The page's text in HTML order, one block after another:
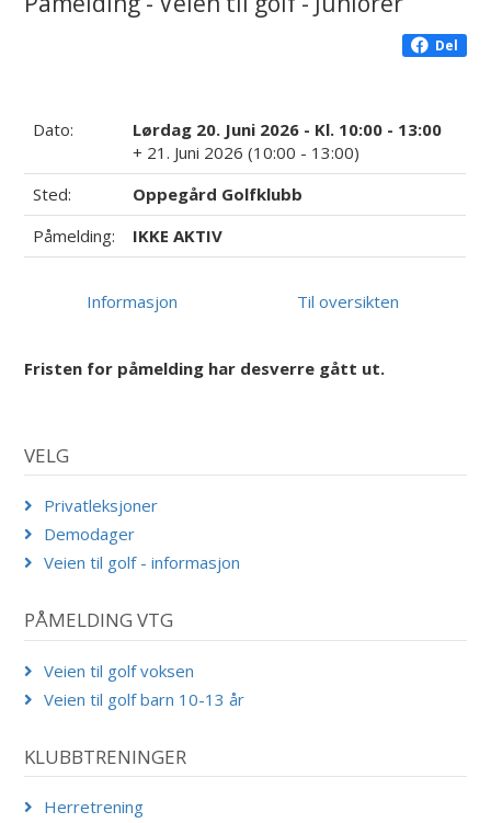
Del
Dato:
Lørdag 20. Juni 2026 - Kl. 10:00 - 13:00
+ 21. Juni 2026 (10:00 - 13:00)
Sted:
Oppegård Golfklubb
Påmelding:
IKKE AKTIV
Informasjon Til oversikten
Fristen for påmelding har desverre gått ut.
VELG
Privatleksjoner
Demodager
Veien til golf - informasjon
PÅMELDING VTG
Veien til golf voksen
Veien til golf barn 10-13 år
KLUBBTRENINGER
Herretrening